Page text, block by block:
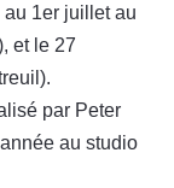
1er juillet au
et le 27
par Peter
au studio